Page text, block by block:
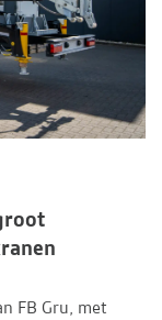
FB Gru, met